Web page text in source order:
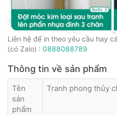
Liên hệ để in theo yêu cầu hay
(có Zalo) : 0888088789
Thông tin về sản phẩm
Tên
sản
phẩm
Tranh phong thủy